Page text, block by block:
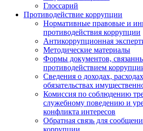
Глоссарий
Противодействие коррупции
Нормативные правовые и
противодействия коррупции
Антикоррупционная
Методические материалы
Формы документов,
противодействием
Сведения о доходах,
обязательствах
Комиссия по соблюдению
служебному поведению и
конфликта интересов
Обратная связь для
коррупции